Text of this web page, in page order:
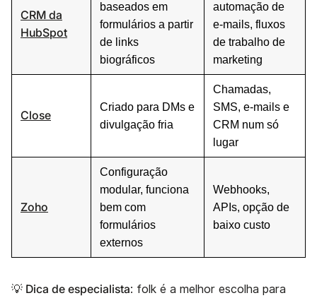
CRM da
HubSpot
baseados em
formulários a partir
de links
biográficos
automação de
e-mails, fluxos
de trabalho de
marketing
Close
Criado para DMs e
divulgação fria
Chamadas,
SMS, e-mails e
CRM num só
lugar
Zoho
Configuração
modular, funciona
bem com
formulários
externos
Webhooks,
APIs, opção de
baixo custo
💡 Dica de especialista: folk é a melhor escolha para